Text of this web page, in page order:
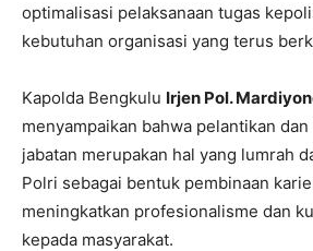
optimalisasi pelaksanaan tugas
kebutuhan organisasi yang terus
Kapolda Bengkulu Irjen Pol.
menyampaikan bahwa pelantikan
jabatan merupakan hal yang lumrah
Polri sebagai bentuk pembinaan
meningkatkan profesionalisme dan
kepada masyarakat.